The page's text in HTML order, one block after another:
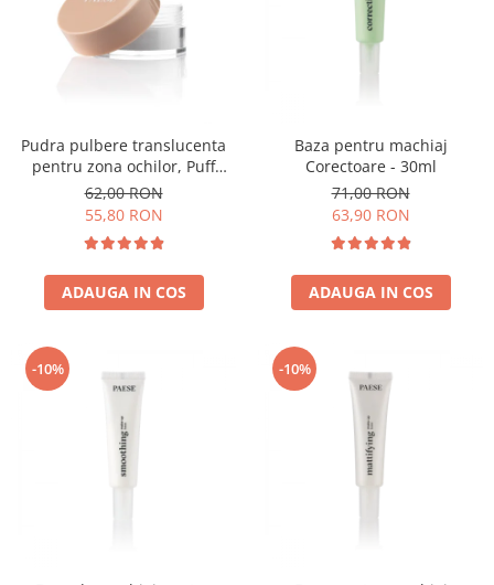
Pudra pulbere translucenta
pentru zona ochilor, Puff
Cloud 5,3g
62,00 RON
55,80 RON
ADAUGA IN COS
Baza pentru machiaj
Corectoare - 30ml
71,00 RON
63,90 RON
ADAUGA IN COS
-10% -10%